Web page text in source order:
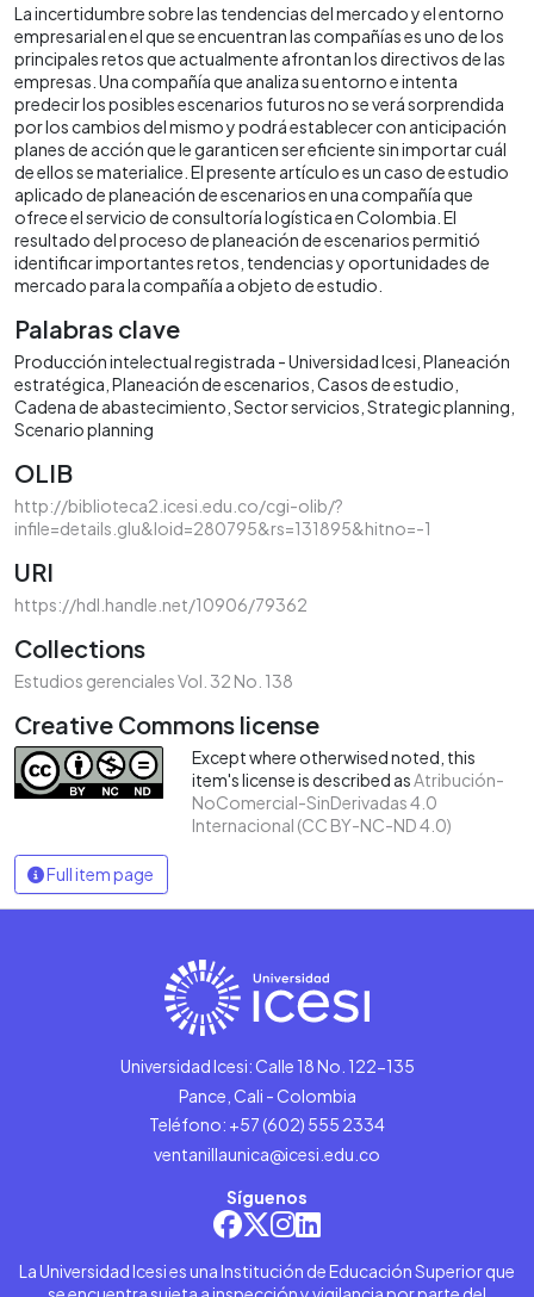
La incertidumbre sobre las tendencias del mercado y el entorno
empresarial en el que se encuentran las compañías es uno de los
principales retos que actualmente afrontan los directivos de las
empresas. Una compañía que analiza su entorno e intenta
predecir los posibles escenarios futuros no se verá sorprendida
por los cambios del mismo y podrá establecer con anticipación
planes de acción que le garanticen ser eficiente sin importar cuál
de ellos se materialice. El presente artículo es un caso de estudio
aplicado de planeación de escenarios en una compañía que
ofrece el servicio de consultoría logística en Colombia. El
resultado del proceso de planeación de escenarios permitió
identificar importantes retos, tendencias y oportunidades de
mercado para la compañía a objeto de estudio.
Palabras clave
Producción intelectual registrada - Universidad Icesi Planeación
estratégica Planeación de escenarios Casos de estudio
Cadena de abastecimiento Sector servicios Strategic planning
Scenario planning
OLIB
http://biblioteca2.icesi.edu.co/cgi-olib/?
infile=details.glu&loid=280795&rs=131895&hitno=-1
URI
https://hdl.handle.net/10906/79362
Collections
Estudios gerenciales Vol. 32 No. 138
Creative Commons license
Except where otherwised noted, this
item's license is described asAtribución-
NoComercial-SinDerivadas 4.0
Internacional (CC BY-NC-ND 4.0)
Full item page
Universidad Icesi: Calle 18 No. 122-135
Pance, Cali - Colombia
Teléfono: +57 (602) 555 2334
ventanillaunica@icesi.edu.co
Síguenos
La Universidad Icesi es una Institución de Educación Superior que